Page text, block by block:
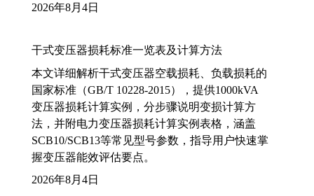
2026年8月4日
干式变压器损耗标准一览表及计算方法
本文详细解析干式变压器空载损耗、负载损耗的
国家标准（GB/T 10228-2015），提供1000kVA
变压器损耗计算实例，分步骤说明变损计算方
法，并附电力变压器损耗计算实例表格，涵盖
SCB10/SCB13等常见型号参数，指导用户快速掌
握变压器能效评估要点。
2026年8月4日